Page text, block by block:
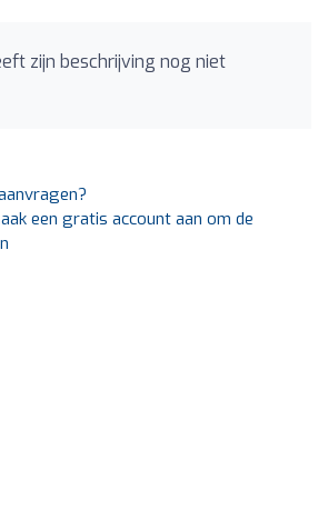
zijn beschrijving nog niet
een gratis account aan om de